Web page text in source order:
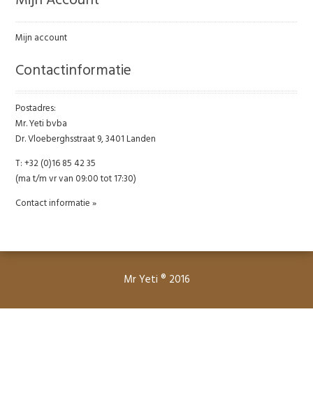
Mijn account
Contactinformatie
Postadres:
Mr. Yeti bvba
Dr. Vloeberghsstraat 9, 3401 Landen
T: +32 (0)16 85 42 35
(ma t/m vr van 09:00 tot 17:30)
Contact informatie »
Mr Yeti ® 2016